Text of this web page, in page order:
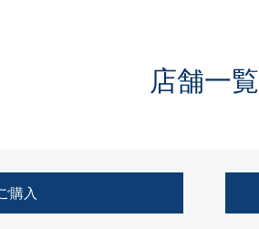
抗ウイルス・抗菌製品
LinkedIn
住宅使用部材標準化推進協議会
店舗一覧
購入